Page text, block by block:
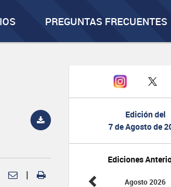
PREGUNTAS FRECUENTES
Edición del
7 de Agosto de
Ediciones
Agosto 2026
|